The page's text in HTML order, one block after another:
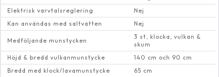
Elektrisk varvtalsreglering
Nej
Kan användas med saltvatten
Nej
Medföljande munstycken
3 st, klocka, vulkan &
skum
Höjd & bredd vulkanmunstycke
140 cm och 90 cm
Bredd med klock/lavamunstycke
65 cm